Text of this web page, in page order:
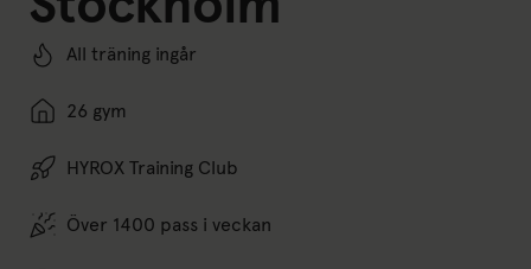
All träning ingår
26 gym
HYROX Training Club
Över 1400 pass i veckan